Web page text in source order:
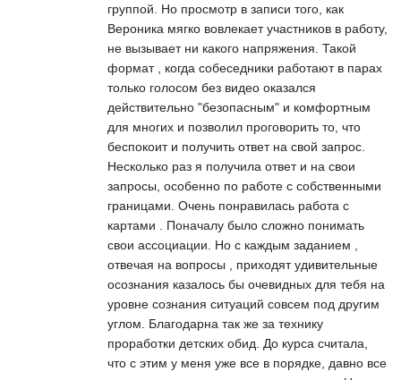
группой. Но просмотр в записи того, как
Вероника мягко вовлекает участников в работу,
не вызывает ни какого напряжения. Такой
формат , когда собеседники работают в парах
только голосом без видео оказался
действительно "безопасным" и комфортным
для многих и позволил проговорить то, что
беспокоит и получить ответ на свой запрос.
Несколько раз я получила ответ и на свои
запросы, особенно по работе с собственными
границами. Очень понравилась работа с
картами . Поначалу было сложно понимать
свои ассоциации. Но с каждым заданием ,
отвечая на вопросы , приходят удивительные
осознания казалось бы очевидных для тебя на
уровне сознания ситуаций совсем под другим
углом. Благодарна так же за технику
проработки детских обид. До курса считала,
что с этим у меня уже все в порядке, давно все